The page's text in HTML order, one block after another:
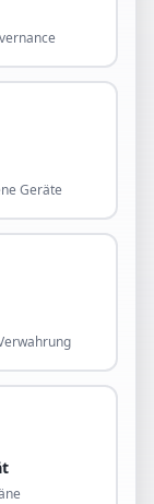
Geräte